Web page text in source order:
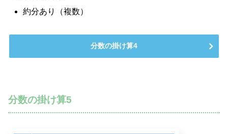
約分あり（複数）
分数の掛け算4
分数の掛け算5